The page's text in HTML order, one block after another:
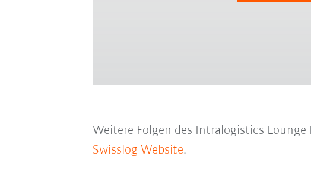
Weitere Folgen des Intralogistics Lounge
Swisslog Website.